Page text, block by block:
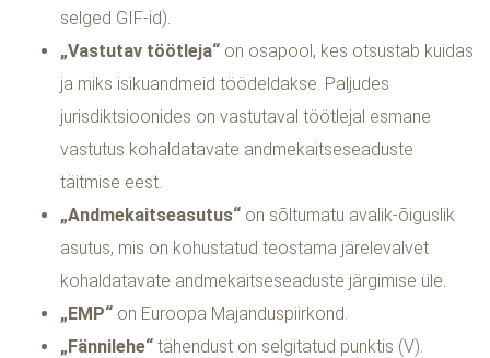
selged GIF-id).
„Vastutav töötleja“ on osapool, kes otsustab kuidas
ja miks isikuandmeid töödeldakse. Paljudes
jurisdiktsioonides on vastutaval töötlejal esmane
vastutus kohaldatavate andmekaitseseaduste
täitmise eest.
„Andmekaitseasutus“ on sõltumatu avalik-õiguslik
asutus, mis on kohustatud teostama järelevalvet
kohaldatavate andmekaitseseaduste järgimise üle.
„EMP“ on Euroopa Majanduspiirkond.
„Fännilehe“ tähendust on selgitatud punktis (V).